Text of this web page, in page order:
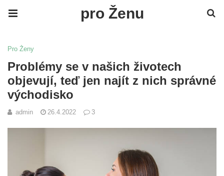
pro Ženu
Pro Ženy
Problémy se v našich životech
objevují, teď jen najít z nich správné
východisko
admin 26.4.2022 3